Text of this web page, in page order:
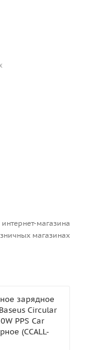
магазина
магазинах
зарядное
Circular
PPS Car
(CCALL-